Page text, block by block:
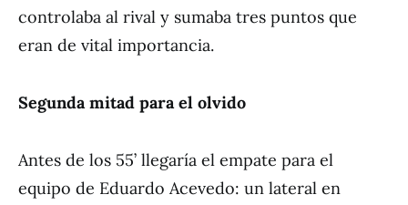
controlaba al rival y sumaba tres puntos que
eran de vital importancia.
Segunda mitad para el olvido
Antes de los 55’ llegaría el empate para el
equipo de Eduardo Acevedo: un lateral en